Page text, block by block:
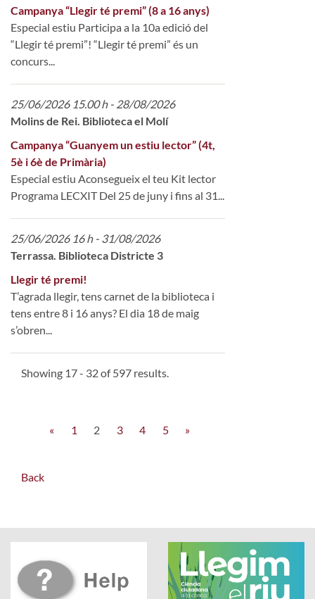
Campanya “Llegir té premi” (8 a 16 anys)
Especial estiu Participa a la 10a edició del
“Llegir té premi”! “Llegir té premi” és un
concurs...
25/06/2026 15.00 h - 28/08/2026
Molins de Rei. Biblioteca el Molí
Campanya “Guanyem un estiu lector” (4t,
5è i 6è de Primària)
Especial estiu Aconsegueix el teu Kit lector
Programa LECXIT Del 25 de juny i fins al 31...
25/06/2026 16 h - 31/08/2026
Terrassa. Biblioteca Districte 3
Llegir té premi!
T’agrada llegir, tens carnet de la biblioteca i
tens entre 8 i 16 anys? El dia 18 de maig
s’obren...
Showing 17 - 32 of 597 results.
« 1 2 3 4 5 »
Back